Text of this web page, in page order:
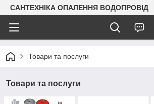
САНТЕХНІКА ОПАЛЕННЯ ВОДОПРОВІД
Товари та послуги
Товари та послуги